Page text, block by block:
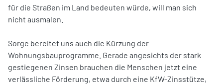
für die Straßen im Land bedeuten würde, will man sich
nicht ausmalen.
Sorge bereitet uns auch die Kürzung der
Wohnungsbauprogramme. Gerade angesichts der stark
gestiegenen Zinsen brauchen die Menschen jetzt eine
verlässliche Förderung, etwa durch eine KfW-Zinsstütze,